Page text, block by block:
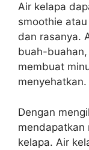
Air kelapa
smoothie
dan rasanya.
buah-
membuat
menyehatkan.
Dengan
mendapatkan
kelapa. Air